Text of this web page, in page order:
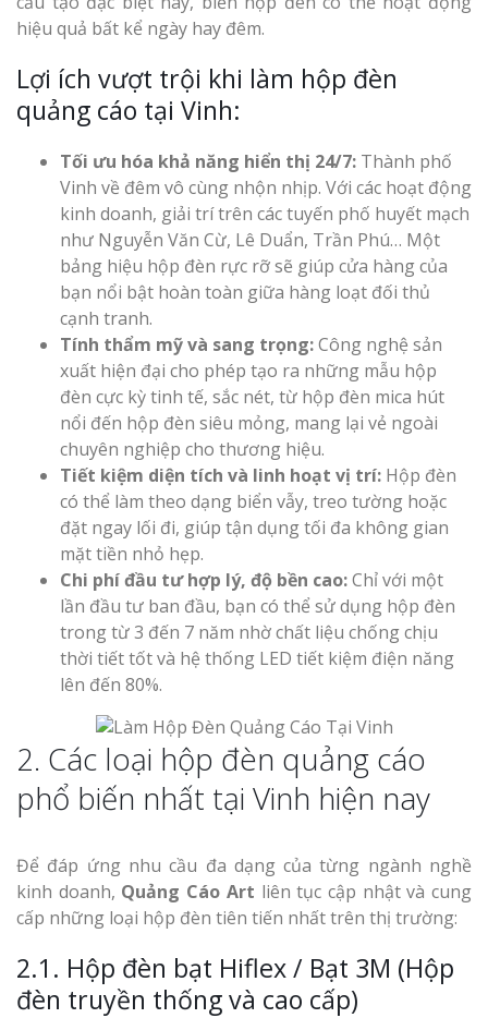
hiệu quả bất kể ngày hay đêm.
Lợi ích vượt trội khi làm hộp đèn
quảng cáo tại Vinh:
Tối ưu hóa khả năng hiển thị 24/7: Thành phố
Vinh về đêm vô cùng nhộn nhịp. Với các hoạt động
kinh doanh, giải trí trên các tuyến phố huyết mạch
như Nguyễn Văn Cừ, Lê Duẩn, Trần Phú… Một
bảng hiệu hộp đèn rực rỡ sẽ giúp cửa hàng của
bạn nổi bật hoàn toàn giữa hàng loạt đối thủ
cạnh tranh.
Tính thẩm mỹ và sang trọng:Công nghệ sản
xuất hiện đại cho phép tạo ra những mẫu hộp
đèn cực kỳ tinh tế, sắc nét, từ hộp đèn mica hút
nổi đến hộp đèn siêu mỏng, mang lại vẻ ngoài
chuyên nghiệp cho thương hiệu.
Tiết kiệm diện tích và linh hoạt vị trí: Hộp đèn
có thể làm theo dạng biển vẫy, treo tường hoặc
đặt ngay lối đi, giúp tận dụng tối đa không gian
mặt tiền nhỏ hẹp.
Chi phí đầu tư hợp lý, độ bền cao:Chỉ với một
lần đầu tư ban đầu, bạn có thể sử dụng hộp đèn
trong từ 3 đến 7 năm nhờ chất liệu chống chịu
thời tiết tốt và hệ thống LED tiết kiệm điện năng
lên đến 80%.
2. Các loại hộp đèn quảng cáo
phổ biến nhất tại Vinh hiện nay
Để đáp ứng nhu cầu đa dạng của từng ngành nghề
kinh doanh, Quảng Cáo Art liên tục cập nhật và cung
cấp những loại hộp đèn tiên tiến nhất trên thị trường:
2.1. Hộp đèn bạt Hiflex / Bạt 3M (Hộp
đèn truyền thống và cao cấp)
Làm Biển
Mica Tại Vinh Lấy
Làm biển
tại Vinh Nghệ An
Làm Biển
Nam Đàn Uy Tín Giá
Làm Biển
Mỹ Phẩm Vinh Thu
Hàng
Top 10 Mẫu
Nghệ An Đẹp
Làm Bảng
Thuốc Nghệ An Chuẩn
Mỏng Nghệ
Hút